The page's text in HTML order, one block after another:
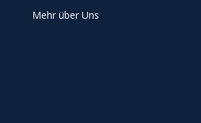
Mehr über Uns